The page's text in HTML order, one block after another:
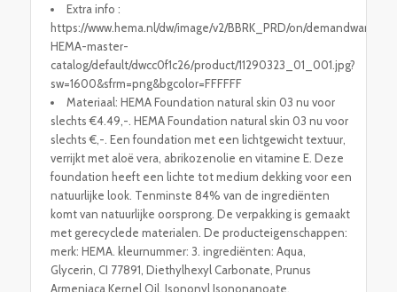
Extra info :
https://www.hema.nl/dw/image/v2/BBRK_PRD/on/
HEMA-master-
catalog/default/dwcc0f1c26/product/11290323_01_001.jpg?
sw=1600&sfrm=png&bgcolor=FFFFFF
Materiaal: HEMA Foundation natural skin 03 nu voor
slechts €4.49,-. HEMA Foundation natural skin 03 nu voor
slechts €,-. Een foundation met een lichtgewicht textuur,
verrijkt met aloë vera, abrikozenolie en vitamine E. Deze
foundation heeft een lichte tot medium dekking voor een
natuurlijke look. Tenminste 84% van de ingrediënten
komt van natuurlijke oorsprong. De verpakking is gemaakt
met gerecyclede materialen. De producteigenschappen:
merk: HEMA. kleurnummer: 3. ingrediënten: Aqua,
Glycerin, CI 77891, Diethylhexyl Carbonate, Prunus
Armeniaca Kernel Oil, Isononyl Isononanoate,